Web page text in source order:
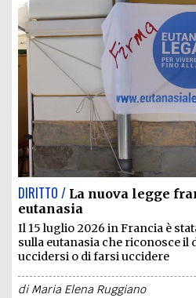
DIRITTO / La nuova legge
eutanasia
Il 15 luglio 2026 in Francia è
sulla eutanasia che riconosce il
uccidersi o di farsi uccidere
diMaria Elena Ruggiano